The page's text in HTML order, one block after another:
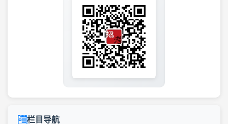
栏目导航